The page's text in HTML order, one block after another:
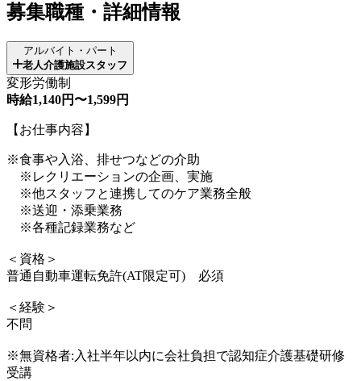
募集職種・詳細情報
アルバイト・パート
老人介護施設スタッフ
変形労働制
時給1,140円〜1,599円
【お仕事内容】
※食事や入浴、排せつなどの介助
※レクリエーションの企画、実施
※他スタッフと連携してのケア業務全般
※送迎・添乗業務
※各種記録業務など
＜資格＞
普通自動車運転免許(AT限定可) 必須
＜経験＞
不問
※無資格者:入社半年以内に会社負担で認知症介護基礎研修
受講